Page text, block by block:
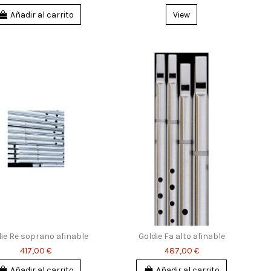
Añadir al carrito
View
Re soprano afinable
417,00 €
Goldie Fa alto afinable
487,00 €